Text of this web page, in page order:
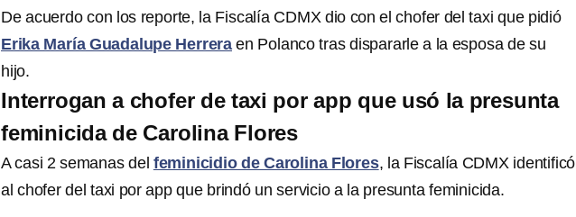
De acuerdo con los reporte, la Fiscalía CDMX dio con el chofer del taxi que pidió
Erika María Guadalupe Herrera en Polanco tras dispararle a la esposa de su
hijo.
Interrogan a chofer de taxi por app que usó la presunta
feminicida de Carolina Flores
A casi 2 semanas del feminicidio de Carolina Flores, la Fiscalía CDMX identificó
al chofer del taxi por app que brindó un servicio a la presunta feminicida.